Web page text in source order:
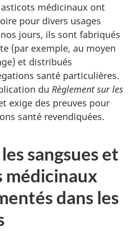
médicinaux ont
pour divers usages
jours, ils sont fabriqués
(par exemple, au moyen
et distribués
santé particulières.
du Règlement sur les
exige des preuves pour
santé revendiquées.
sangsues et
médicinaux
dans les